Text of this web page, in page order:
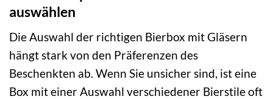
auswählen
Die Auswahl der richtigen Bierbox mit Gläsern
hängt stark von den Präferenzen des
Beschenkten ab. Wenn Sie unsicher sind, ist eine
Box mit einer Auswahl verschiedener Bierstile oft